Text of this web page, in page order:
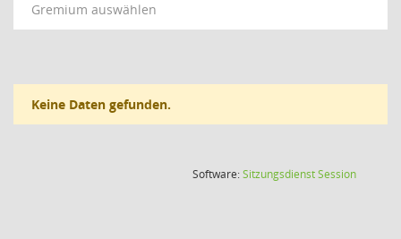
Gremium auswählen
Keine Daten gefunden.
Software:SitzungsdienstSession(Wird in